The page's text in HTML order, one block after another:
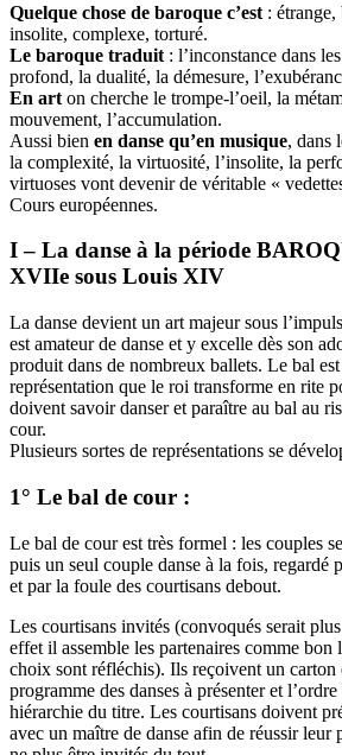
Quelque chose de baroque c’est : étrange,
insolite, complexe, torturé.
Le baroque traduit : l’inconstance dans
profond, la dualité, la démesure,
En art on cherche le trompe-l’oeil, la
mouvement, l’accumulation.
Aussi bien en danse qu’en musique, dans
la complexité, la virtuosité, l’insolite, la
virtuoses vont devenir de véritable «
Cours européennes.
I – La danse à la période
XVIIe sous Louis XIV
La danse devient un art majeur sous
est amateur de danse et y excelle dès son
produit dans de nombreux ballets. Le bal
représentation que le roi transforme en rite
doivent savoir danser et paraître au bal au
cour.
Plusieurs sortes de représentations se
1° Le bal de cour :
Le bal de cour est très formel : les couples
puis un seul couple danse à la fois, regardé
et par la foule des courtisans debout.
Les courtisans invités (convoqués serait
effet il assemble les partenaires comme bon
choix sont réfléchis). Ils reçoivent un carton
programme des danses à présenter et
hiérarchie du titre. Les courtisans doivent
avec un maître de danse afin de réussir leur